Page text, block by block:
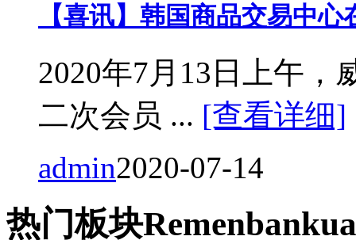
【喜讯】韩国商品交易中
2020年7月13日上午，
二次会员 ... [查看详细]
admin2020-07-14
热门板块Remen